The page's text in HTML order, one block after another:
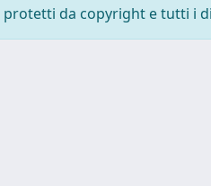
protetti da copyright e tutti i